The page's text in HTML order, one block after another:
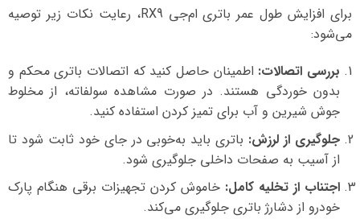
برای افزایش طول عمر باتری ام‌جی RX9، رعایت نکات زیر توصیه
می‌شود:
بررسی اتصالات: اطمینان حاصل کنید که اتصالات باتری محکم و
بدون خوردگی هستند. در صورت مشاهده سولفاته، از مخلوط
جوش شیرین و آب برای تمیز کردن استفاده کنید.
جلوگیری از لرزش: باتری باید به‌خوبی در جای خود ثابت شود تا
از آسیب به صفحات داخلی جلوگیری شود.
اجتناب از تخلیه کامل: خاموش کردن تجهیزات برقی هنگام پارک
خودرو از دشارژ باتری جلوگیری می‌کند.